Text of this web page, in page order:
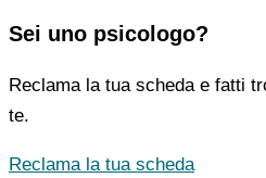
Sei uno psicologo?
Reclama la tua scheda e fatti
te.
Reclama la tua scheda